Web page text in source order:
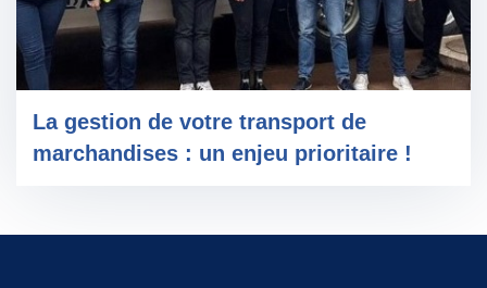
La gestion de votre transport de
marchandises : un enjeu prioritaire !